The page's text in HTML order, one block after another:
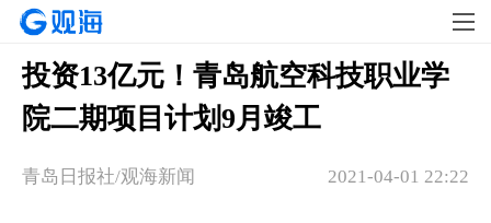
投资13亿元！青岛航空科技职业学
院二期项目计划9月竣工
2021-04-01 22:22
青岛日报社/观海新闻